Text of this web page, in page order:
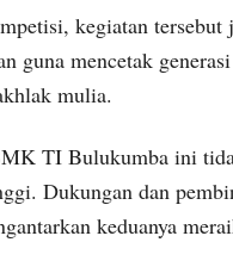
kegiatan
guna mencetak
mulia.
TI Bulukumba ini
Dukungan dan
keduanya